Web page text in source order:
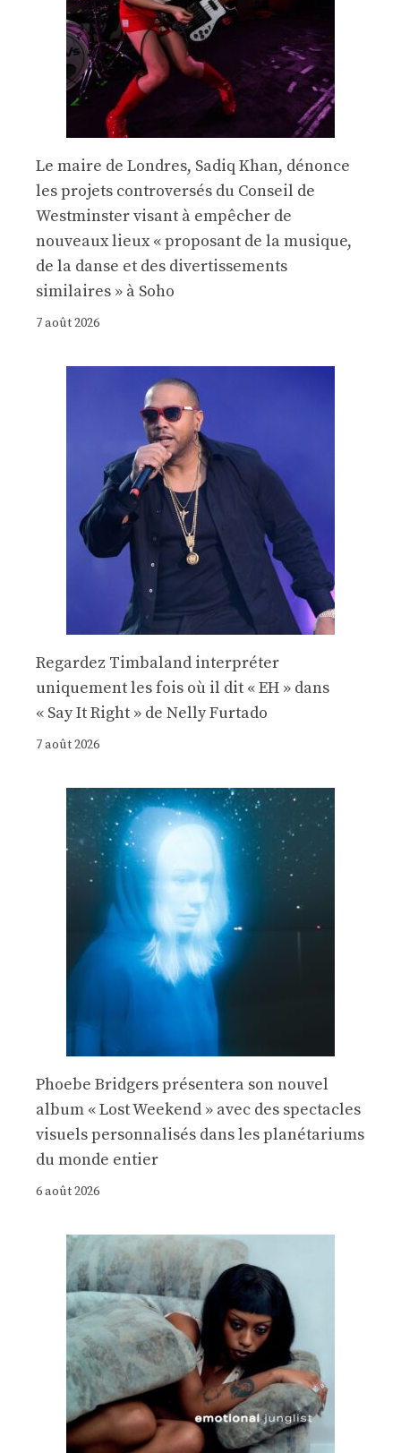
Le maire de Londres, Sadiq Khan, dénonce
les projets controversés du Conseil de
Westminster visant à empêcher de
nouveaux lieux « proposant de la musique,
de la danse et des divertissements
similaires » à Soho
7 août 2026
Regardez Timbaland interpréter
uniquement les fois où il dit « EH » dans
« Say It Right » de Nelly Furtado
7 août 2026
Phoebe Bridgers présentera son nouvel
album « Lost Weekend » avec des spectacles
visuels personnalisés dans les planétariums
du monde entier
6 août 2026